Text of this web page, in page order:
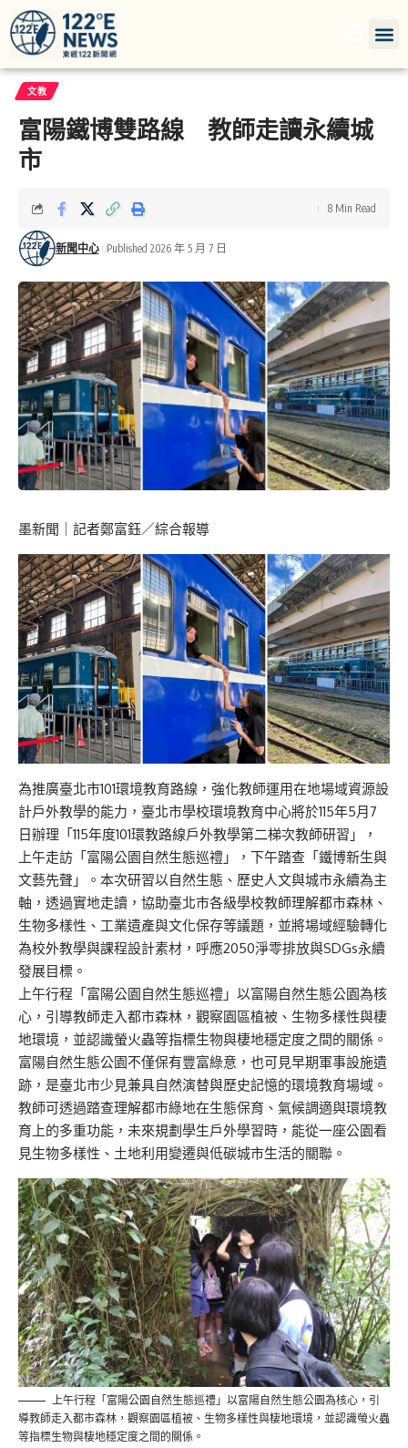
文教
富陽鐵博雙路線 教師走讀永續城
市
新聞中心 Published 2026 年 5 月 7 日
8 Min Read
墨新聞 ｜記者鄭富鈺／綜合報導
為推廣臺北市101環境教育路線，強化教師運用在地場域資源設
計戶外教學的能力，臺北市學校環境教育中心將於115年5月7
日辦理「115年度101環教路線戶外教學第二梯次教師研習」，
上午走訪「富陽公園自然生態巡禮」，下午踏查「鐵博新生與
文藝先聲」。本次研習以自然生態、歷史人文與城市永續為主
軸，透過實地走讀，協助臺北市各級學校教師理解都市森林、
生物多樣性、工業遺產與文化保存等議題，並將場域經驗轉化
為校外教學與課程設計素材，呼應2050淨零排放與SDGs永續
發展目標。
上午行程「富陽公園自然生態巡禮」以富陽自然生態公園為核
心，引導教師走入都市森林，觀察園區植被、生物多樣性與棲
地環境，並認識螢火蟲等指標生物與棲地穩定度之間的關係。
富陽自然生態公園不僅保有豐富綠意，也可見早期軍事設施遺
跡，是臺北市少見兼具自然演替與歷史記憶的環境教育場域。
教師可透過踏查理解都市綠地在生態保育、氣候調適與環境教
育上的多重功能，未來規劃學生戶外學習時，能從一座公園看
見生物多樣性、土地利用變遷與低碳城市生活的關聯。
上午行程「富陽公園自然生態巡禮」以富陽自然生態公園為核心，引
導教師走入都市森林，觀察園區植被、生物多樣性與棲地環境，並認識螢火蟲
等指標生物與棲地穩定度之間的關係。